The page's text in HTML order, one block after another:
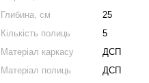
Глибина, см
25
Кількість полиць
5
Матеріал каркасу
ДСП
Матеріал полиць
ДСП